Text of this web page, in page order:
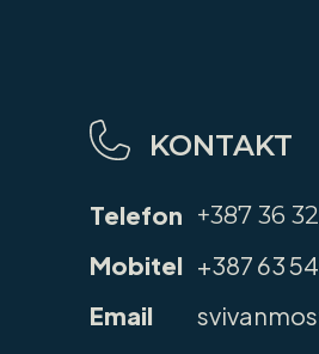
KONTAKT
Telefon +387 36
Mobitel +387 63
Email